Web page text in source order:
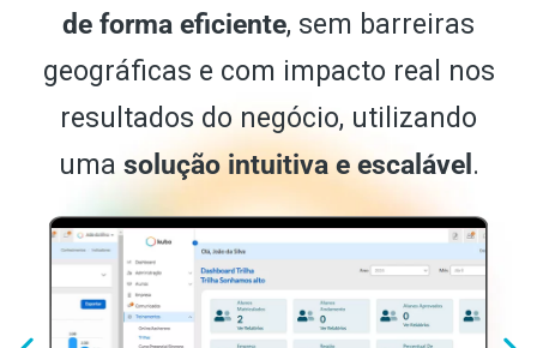
de forma eficiente, sem barreiras
geográficas e com impacto real nos
resultados do negócio, utilizando
uma solução intuitiva e escalável .